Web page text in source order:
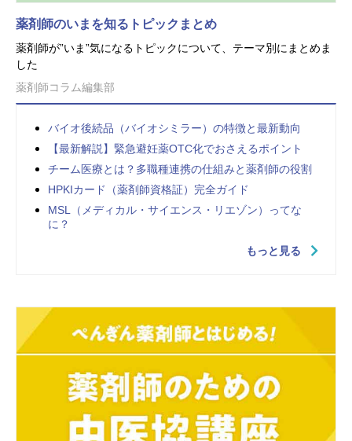
薬剤師のいまを知るトピックまとめ
薬剤師が”いま”気になるトピックについて、テーマ別にまとめま
した
薬剤師コラム編集部
バイオ後続品（バイオシミラー）の特徴と最新動向
【最新解説】緊急避妊薬OTC化でおさえるポイント
チーム医療とは？多職種連携の仕組みと薬剤師の役割
HPKIカード（薬剤師資格証）完全ガイド
MSL（メディカル・サイエンス・リエゾン）ってな
に？
もっと見る